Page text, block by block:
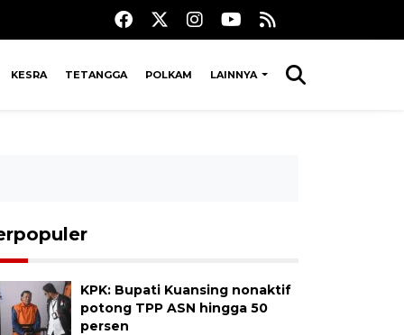
KESRA TETANGGA POLKAM LAINNYA
KPK: Bupati Kuansing nonaktif
potong TPP ASN hingga 50
persen